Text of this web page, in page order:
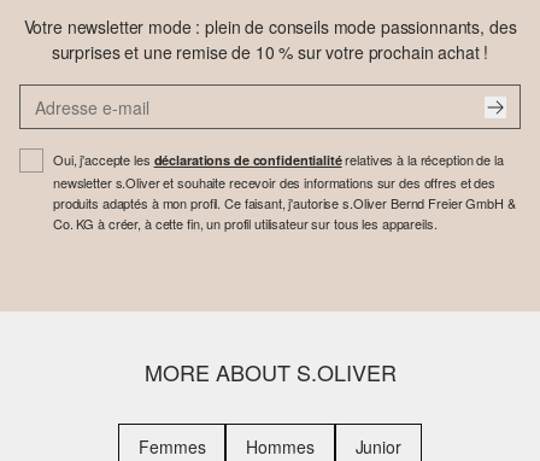
Votre newsletter mode : plein de conseils mode passionnants, des
surprises et une remise de 10 % sur votre prochain achat !
Oui, j'accepte les déclarations de confidentialitérelatives à la réception de la
newsletter s.Oliver et souhaite recevoir des informations sur des offres et des
produits adaptés à mon profil. Ce faisant, j'autorise s.Oliver Bernd Freier GmbH &
Co. KG à créer, à cette fin, un profil utilisateur sur tous les appareils.
MORE ABOUT S.OLIVER
Femmes Hommes Junior